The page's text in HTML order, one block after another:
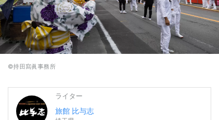
©持田寫眞事務所
ライター
旅館 比与志